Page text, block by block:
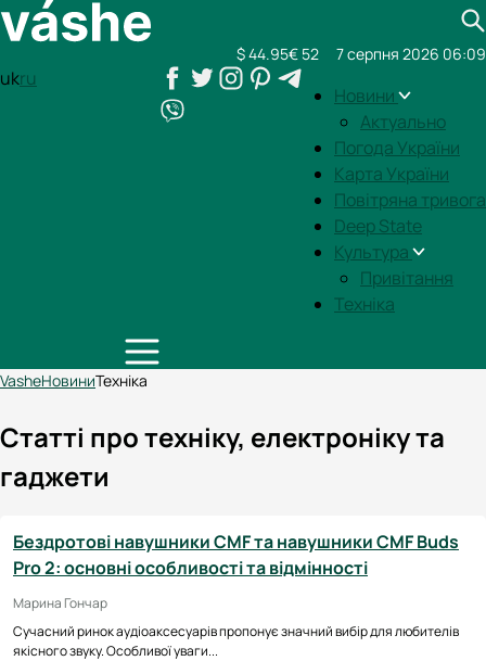
ukru
Новини
Актуально
Погода України
Карта України
Повітряна тривога
Deep State
Культура
Привітання
Техніка
$ 44.95€ 52 7 серпня 2026 06:09
VasheНовиниТехніка
Статті про техніку, електроніку та
гаджети
Бездротові навушники CMF та навушники CMF Buds
Pro 2: основні особливості та відмінності
Марина Гончар
Сучасний ринок аудіоаксесуарів пропонує значний вибір для любителів
якісного звуку. Особливої уваги...